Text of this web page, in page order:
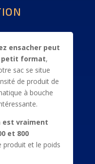
ensacher peut
petit format,
sac se situe
de produit de
à bouche
est vraiment
et 800
produit et le poids